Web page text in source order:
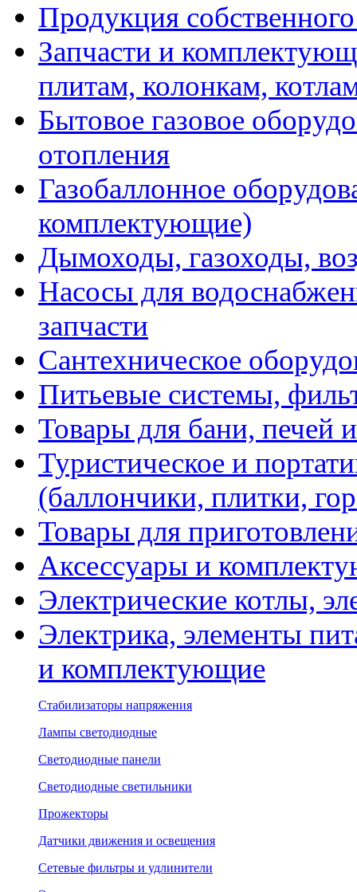
Продукция
Запчасти и
плитам, колонкам,
Бытовое газовое
отопления
Газобаллонное
комплектующие)
Дымоходы, газоходы,
Насосы для
запчасти
Сантехническое
Питьевые системы,
Товары для бани, печей
Туристическое и
(баллончики, плитки,
Товары для
Аксессуары и
Электрические котлы,
Электрика, элементы
и комплектующие
Стабилизаторы напряжения
Лампы светодиодные
Светодиодные панели
Светодиодные светильники
Прожекторы
Датчики движения и освещения
Сетевые фильтры и удлинители